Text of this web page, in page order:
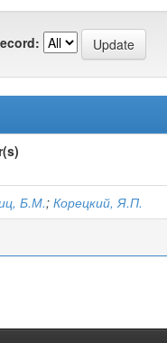
Б.М.; Корецкий, Я.П.